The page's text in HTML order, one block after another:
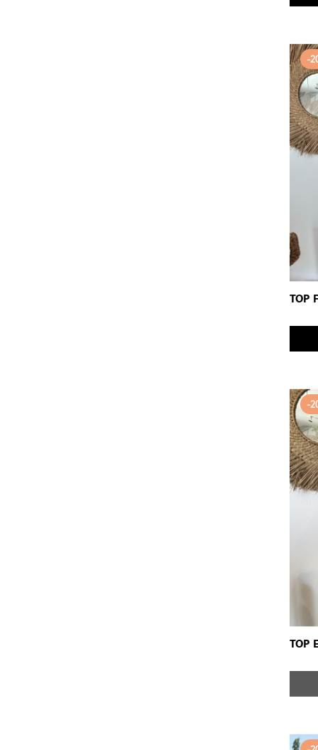
TOP
-
TOP
-